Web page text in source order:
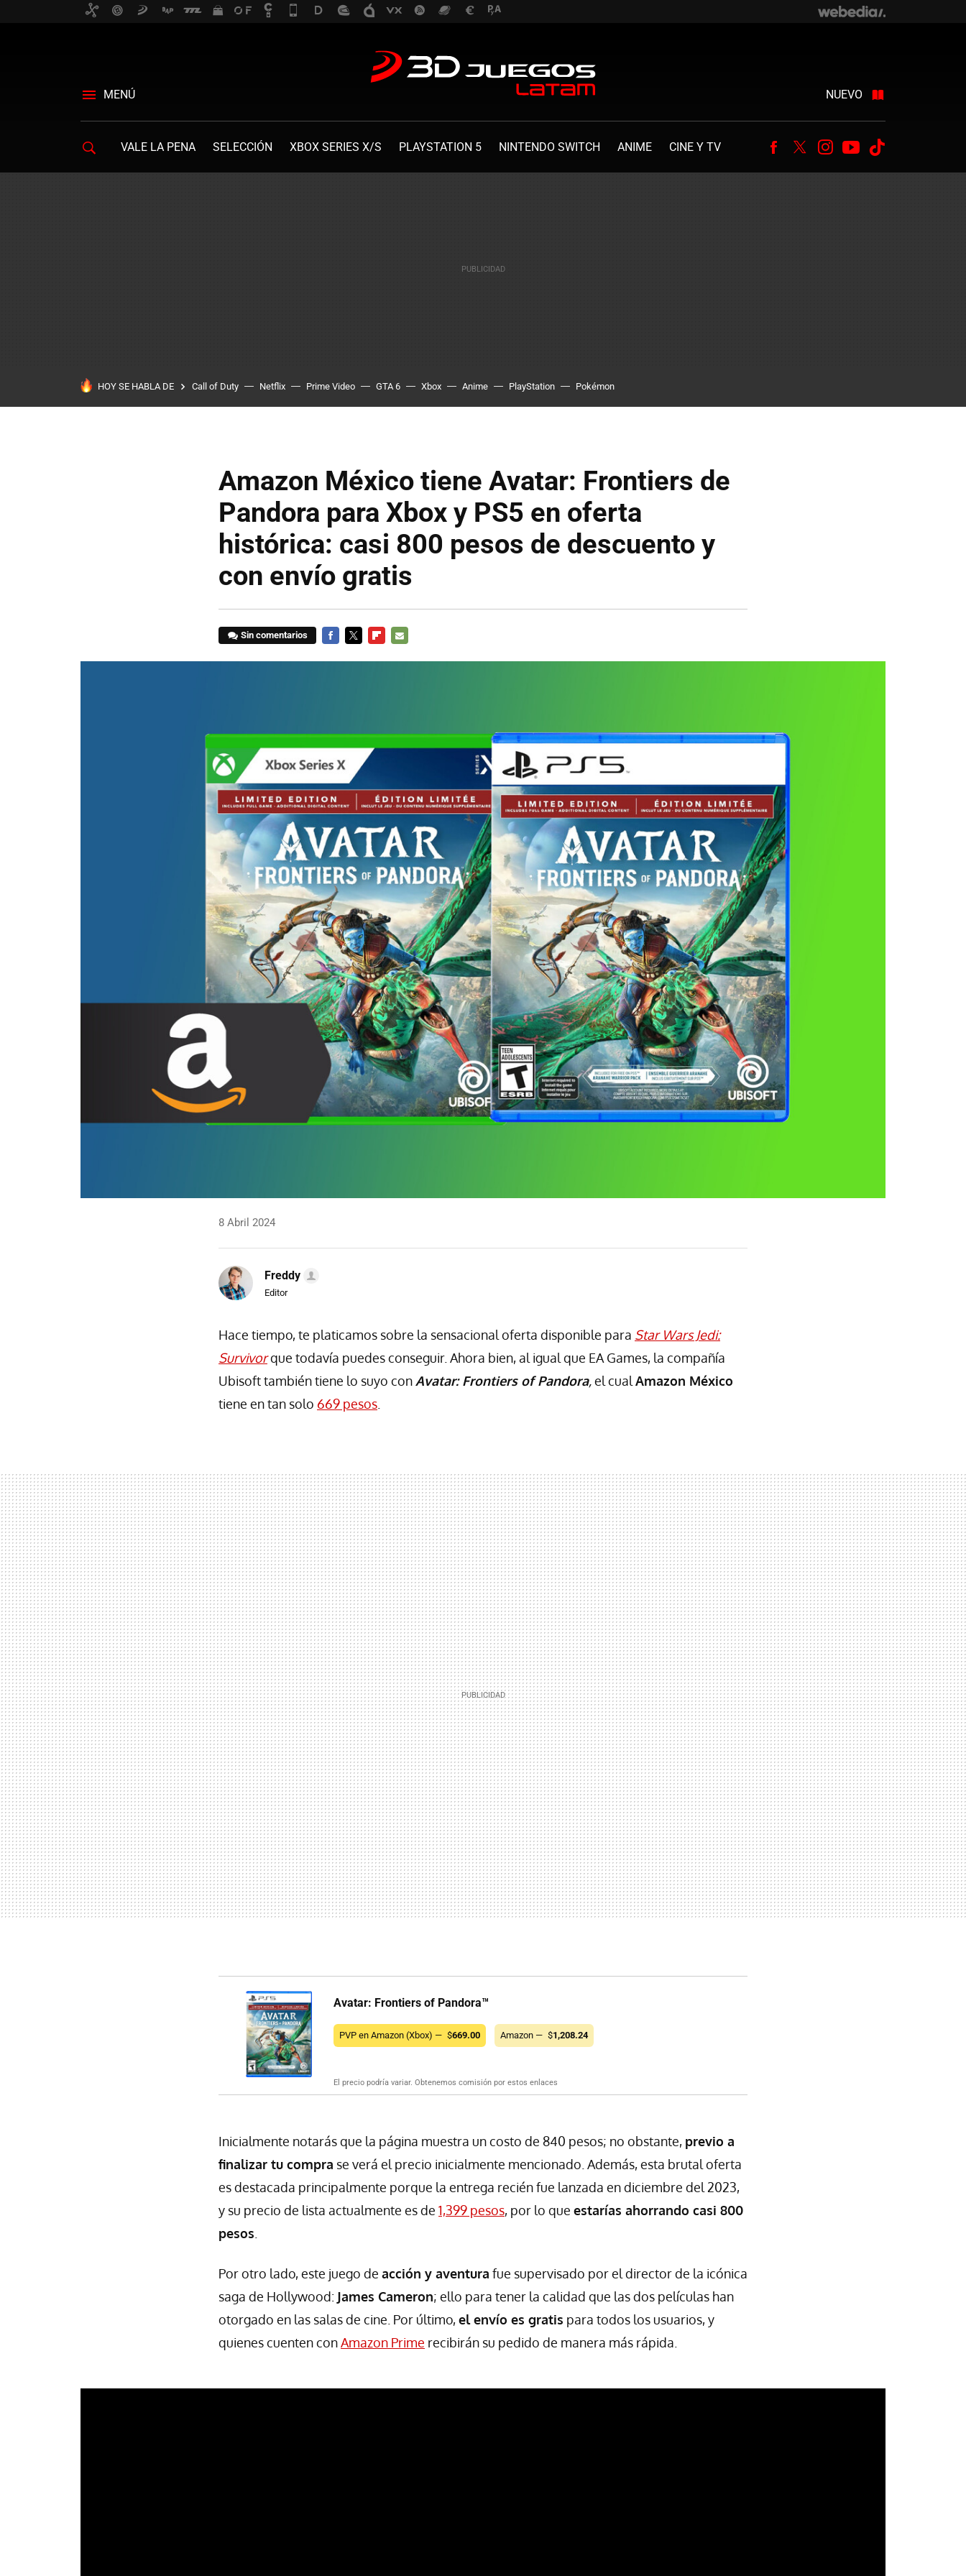
MENÚ NUEVO
VALE LA PENA SELECCIÓN XBOX SERIES X/S PLAYSTATION 5 NINTENDO SWITCH ANIME CINE Y TV Facebook
TwitterInstagram
Youtube
HOY SE HABLA DE Call of Duty Netflix Prime Video GTA 6 Xbox Anime PlayStation Pokémon
Amazon México tiene Avatar: Frontiers de
Pandora para Xbox y PS5 en oferta
histórica: casi 800 pesos de descuento y
con envío gratis
Sin comentarios
8 Abril 2024
Freddy
Editor
Hace tiempo, te platicamos sobre la sensacional oferta disponible para Star Wars Jedi:
Survivorque todavía puedes conseguir. Ahora bien, al igual que EA Games, la compañía
Ubisoft también tiene lo suyo conAvatar: Frontiers of Pandora,el cual Amazon México
tiene en tan solo 669 pesos
Avatar: Frontiers of Pandora™
PVP en Amazon (Xbox) — $669.00 Amazon — $1,208.24
El precio podría variar. Obtenemos comisión por estos enlaces
Inicialmente notarás que la página muestra un costo de 840 pesos; no obstante, previo a
finalizar tu compra se verá el precio inicialmente mencionado. Además, esta brutal oferta
es destacada principalmente porque la entrega recién fue lanzada en diciembre del 2023,
y su precio de lista actualmente es de 1,399 pesos, por lo que estarías ahorrando casi 800
pesos
Por otro lado, este juego de acción y aventura fue supervisado por el director de la icónica
saga de Hollywood: James Cameron; ello para tener la calidad que las dos películas han
otorgado en las salas de cine. Por último,el envío es gratis para todos los usuarios, y
quienes cuenten conAmazon Prime recibirán su pedido de manera más rápida.